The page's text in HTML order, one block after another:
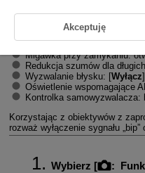
Tryb migawki: [
Dźwięk zwalniania migawki,
Migawka przy zamykaniu:
Redukcja szumów dla
Wyzwalanie błysku: [Wyłącz]
Oświetlenie wspomagające
Kontrolka samowyzwalacza:
Korzystając z obiektywów z
rozważ wyłączenie sygnału
Wybierz [ :
Akceptuję